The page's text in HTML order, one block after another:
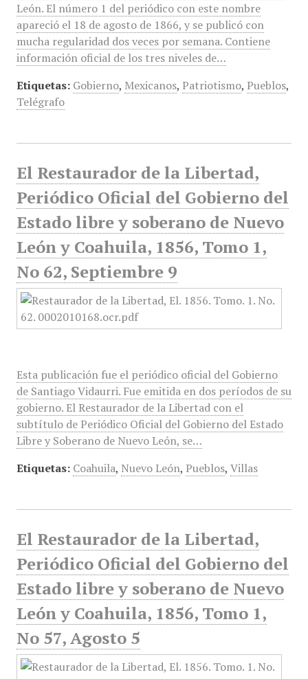
León. El número 1 del periódico con este nombre
apareció el 18 de agosto de 1866, y se publicó con
mucha regularidad dos veces por semana. Contiene
información oficial de los tres niveles de…
Etiquetas: Gobierno, Mexicanos, Patriotismo, Pueblos,
Telégrafo
El Restaurador de la Libertad,
Periódico Oficial del Gobierno del
Estado libre y soberano de Nuevo
León y Coahuila, 1856, Tomo 1,
No 62, Septiembre 9
Esta publicación fue el periódico oficial del Gobierno
de Santiago Vidaurri. Fue emitida en dos períodos de su
gobierno. El Restaurador de la Libertad con el
subtítulo de Periódico Oficial del Gobierno del Estado
Libre y Soberano de Nuevo León, se…
Etiquetas: Coahuila, Nuevo León, Pueblos, Villas
El Restaurador de la Libertad,
Periódico Oficial del Gobierno del
Estado libre y soberano de Nuevo
León y Coahuila, 1856, Tomo 1,
No 57, Agosto 5